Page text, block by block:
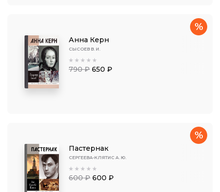
Анна Керн
СЫСОЕВ В. И.
790 ₽ 650 ₽
%
Пастернак
СЕРГЕЕВА-КЛЯТИС А. Ю.
600 ₽ 600 ₽
%